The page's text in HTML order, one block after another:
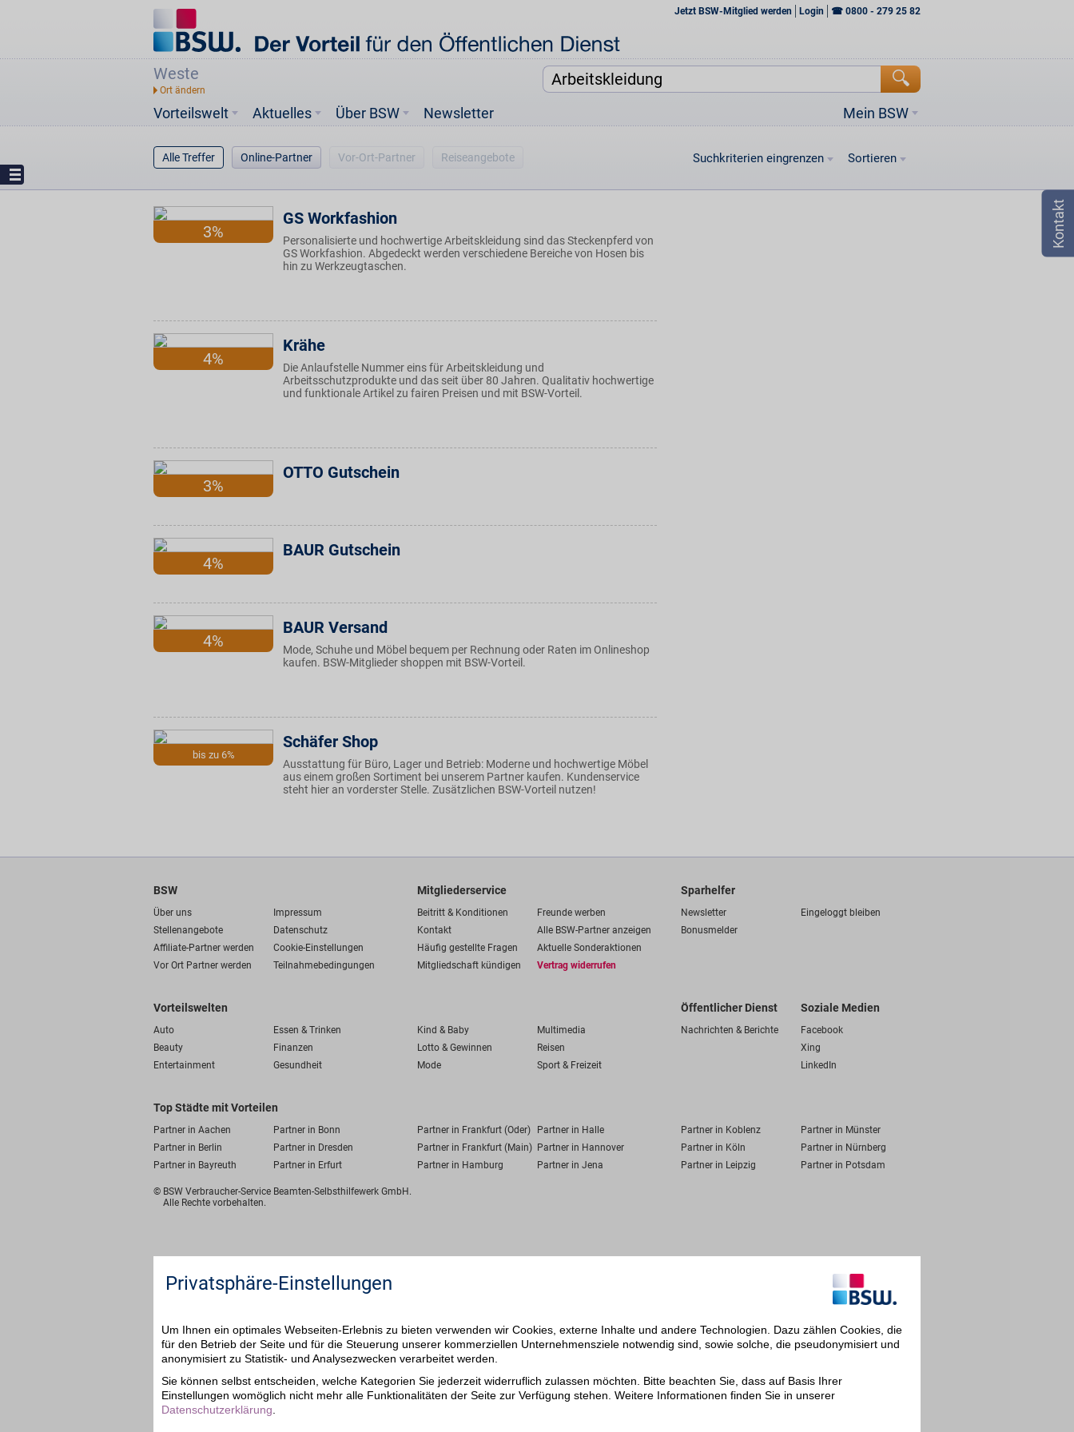
Jetzt BSW-Mitglied werden Login ☎ 0800 - 279 25 82
Weste
Vorteilswelt Mein BSW
Aktuelles Über BSW Newsletter
Alle Treffer Online-Partner Vor-Ort-Partner Reiseangebote Suchkriterien eingrenzen Sortieren
3%
GS Workfashion
Personalisierte und hochwertige Arbeitskleidung sind das Steckenpferd von
GS Workfashion. Abgedeckt werden verschiedene Bereiche von Hosen bis
hin zu Werkzeugtaschen.
4%
Krähe
Die Anlaufstelle Nummer eins für Arbeitskleidung und
Arbeitsschutzprodukte und das seit über 80 Jahren. Qualitativ hochwertige
und funktionale Artikel zu fairen Preisen und mit BSW-Vorteil.
3%
OTTO Gutschein
4%
BAUR Gutschein
4%
BAUR Versand
Mode, Schuhe und Möbel bequem per Rechnung oder Raten im Onlineshop
kaufen. BSW-Mitglieder shoppen mit BSW-Vorteil.
bis zu 6%
Schäfer Shop
Ausstattung für Büro, Lager und Betrieb: Moderne und hochwertige Möbel
aus einem großen Sortiment bei unserem Partner kaufen. Kundenservice
steht hier an vorderster Stelle. Zusätzlichen BSW-Vorteil nutzen!
BSW
Über uns
Impressum
Stellenangebote
Datenschutz
Affiliate-Partner werden
Cookie-Einstellungen
Vor Ort Partner werden
Teilnahmebedingungen
Mitgliederservice
Beitritt & Konditionen
Freunde werben
Kontakt
Alle BSW-Partner anzeigen
Häufig gestellte Fragen
Aktuelle Sonderaktionen
Mitgliedschaft kündigen
Vertrag widerrufen
Sparhelfer
Newsletter
Eingeloggt bleiben
Bonusmelder
Vorteilswelten
Auto Essen & Trinken Kind & Baby
Multimedia
Beauty
Finanzen Lotto & Gewinnen
Reisen
Entertainment
Gesundheit Mode Sport & Freizeit
Öffentlicher Dienst
Nachrichten & Berichte
Soziale Medien
Facebook
Xing
LinkedIn
Top Städte mit Vorteilen
Partner in Aachen Partner in Bonn Partner in Frankfurt (Oder) Partner in Halle Partner in Koblenz
Partner in Münster
Partner in Berlin
Partner in Dresden Partner in Frankfurt (Main) Partner in Hannover Partner in Köln
Partner in Nürnberg
Partner in Bayreuth
Partner in Erfurt Partner in Hamburg Partner in Jena Partner in Leipzig Partner in Potsdam
© BSW Verbraucher-Service Beamten-Selbsthilfewerk GmbH.
Alle Rechte vorbehalten.
Privatsphäre-Einstellungen
Um Ihnen ein optimales Webseiten-Erlebnis zu bieten verwenden wir Cookies, externe Inhalte und andere Technologien. Dazu zählen Cookies, die
für den Betrieb der Seite und für die Steuerung unserer kommerziellen Unternehmensziele notwendig sind, sowie solche, die pseudonymisiert und
anonymisiert zu Statistik- und Analysezwecken verarbeitet werden.
Sie können selbst entscheiden, welche Kategorien Sie jederzeit widerruflich zulassen möchten. Bitte beachten Sie, dass auf Basis Ihrer
Einstellungen womöglich nicht mehr alle Funktionalitäten der Seite zur Verfügung stehen. Weitere Informationen finden Sie in unserer
Datenschutzerklärung